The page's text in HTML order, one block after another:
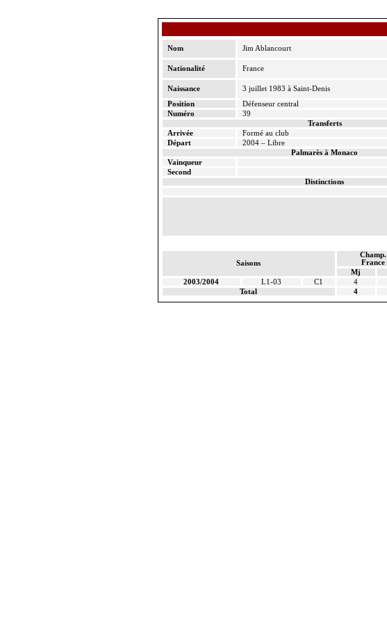
Nom Jim Ablancourt
Nationalité France
Naissance
3 juillet 1983 à Saint-Denis
Position
Défenseur central
Numéro
39
Transferts
Arrivée
Formé au club
Départ
2004 – Libre
Palmarès à Monaco
Vainqueur
Second
Distinctions
Saisons
Champ.
France
Mj
2003/2004
L1-03 C1 4
Total
4